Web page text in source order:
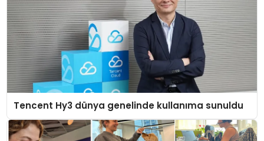
Tencent Hy3 dünya genelinde kullanıma sunuldu